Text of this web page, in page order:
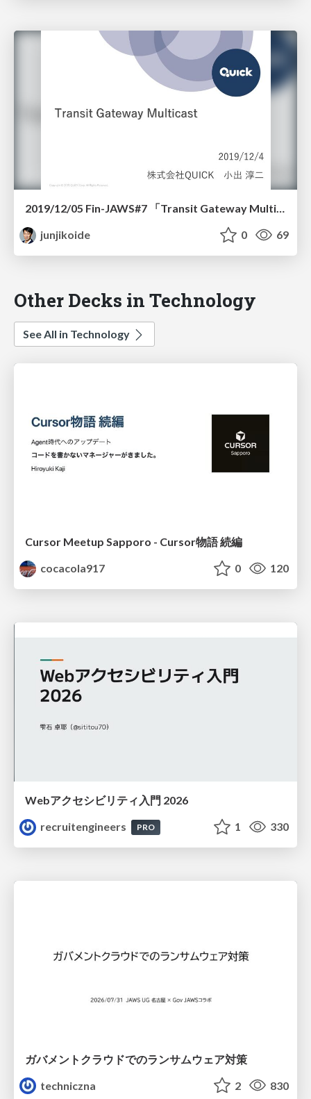
2019/12/05 Fin-JAWS#7 「Transit Gateway Multicast」
junjikoide
0 69
Other Decks in Technology
See All in Technology
Cursor Meetup Sapporo - Cursor物語 続編
cocacola917
0 120
Webアクセシビリティ入門 2026
recruitengineers
PRO 1 330
ガバメントクラウドでのランサムウェア対策
techniczna
2 830